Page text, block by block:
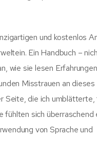
und kostenlos
Ein Handbuch –
wie sie lesen Erfahrungen
Misstrauen an dieses
Seite, die ich umblätterte,
fühlten sich überraschend
von Sprache und